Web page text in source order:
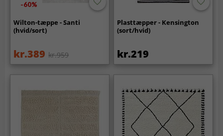
-60%
Wilton-tæppe - Santi
(hvid/sort)
kr.389 kr.959
Plasttæpper - Kensington
(sort/hvid)
kr.219